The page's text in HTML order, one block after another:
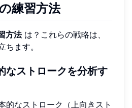
練習方法
方法は？これらの戦略は、
ちます。
なストロークを分析す
的なストローク（上向きスト